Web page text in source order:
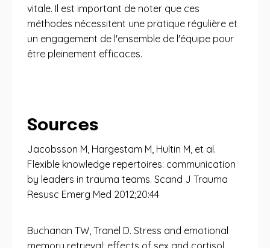
vitale. Il est important de noter que ces
méthodes nécessitent une pratique régulière et
un engagement de l'ensemble de l'équipe pour
être pleinement efficaces.
Sources
Jacobsson M, Hargestam M, Hultin M, et al.
Flexible knowledge repertoires: communication
by leaders in trauma teams. Scand J Trauma
Resusc Emerg Med 2012;20:44
Buchanan TW, Tranel D. Stress and emotional
memory retrieval: effects of sex and cortisol